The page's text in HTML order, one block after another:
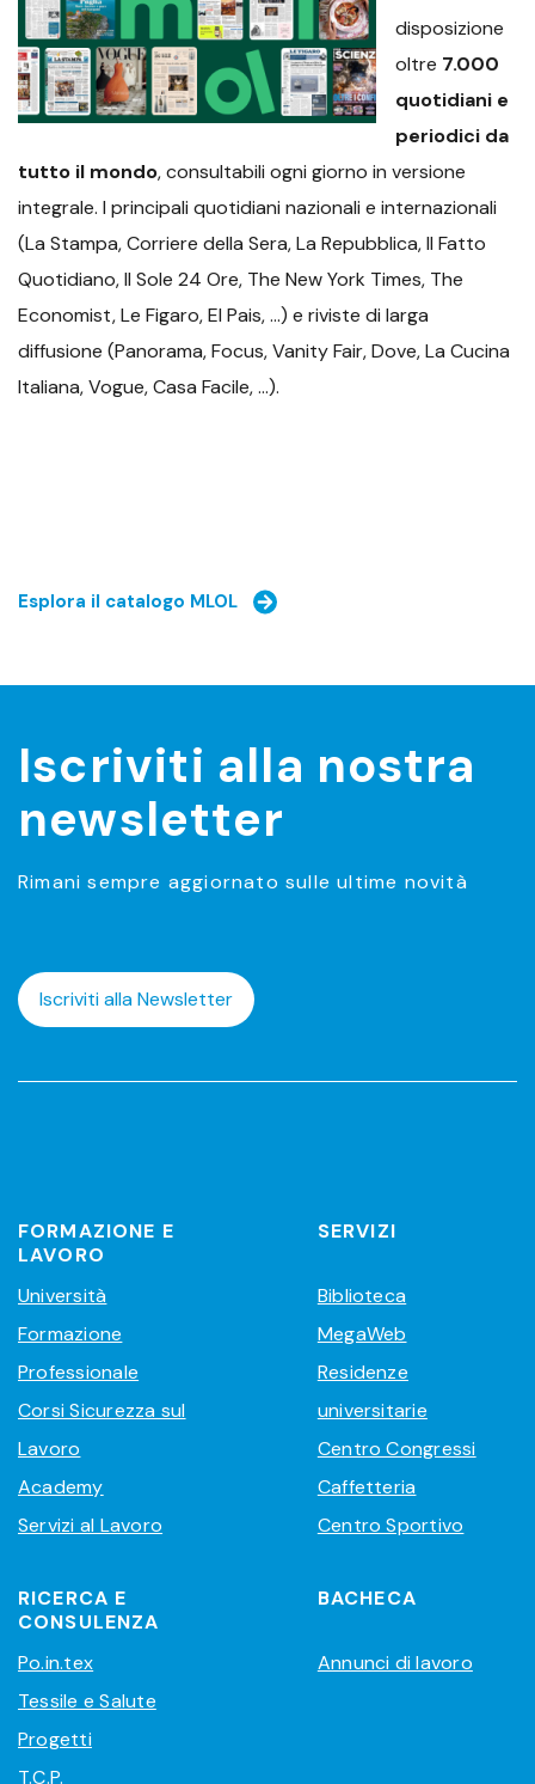
disposizione
oltre 7.000
quotidiani e
periodici da
tutto il mondo, consultabili ogni giorno in versione
integrale. I principali quotidiani nazionali e internazionali
(La Stampa, Corriere della Sera, La Repubblica, Il Fatto
Quotidiano, Il Sole 24 Ore, The New York Times, The
Economist, Le Figaro, El Pais, …) e riviste di larga
diffusione (Panorama, Focus, Vanity Fair, Dove, La Cucina
Italiana, Vogue, Casa Facile, …).
Esplora il catalogo MLOL
Iscriviti alla nostra
newsletter
Rimani sempre aggiornato sulle ultime novità
Iscriviti alla Newsletter
FORMAZIONE E
LAVORO
Università
Formazione
Professionale
Corsi Sicurezza sul
Lavoro
Academy
Servizi al Lavoro
SERVIZI
Biblioteca
MegaWeb
Residenze
universitarie
Centro Congressi
Caffetteria
Centro Sportivo
RICERCA E
CONSULENZA
Po.in.tex
Tessile e Salute
Progetti
T.C.P.
BACHECA
Annunci di lavoro